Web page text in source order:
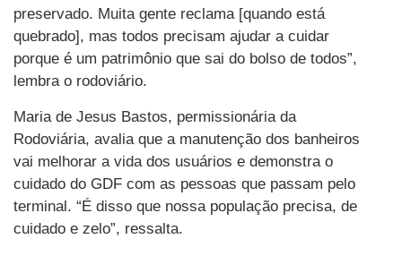
preservado. Muita gente reclama [quando está
quebrado], mas todos precisam ajudar a cuidar
porque é um patrimônio que sai do bolso de todos”,
lembra o rodoviário.
Maria de Jesus Bastos, permissionária da
Rodoviária, avalia que a manutenção dos banheiros
vai melhorar a vida dos usuários e demonstra o
cuidado do GDF com as pessoas que passam pelo
terminal. “É disso que nossa população precisa, de
cuidado e zelo”, ressalta.